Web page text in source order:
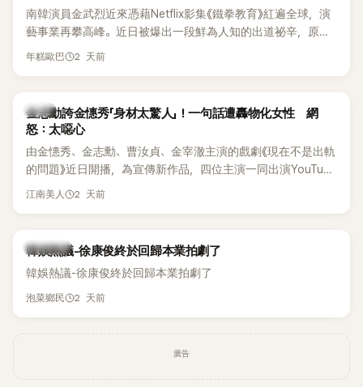
過後來爆出長達四年的團內霸凌風波，甚至傳出徐智英母親對
李智惠言語辱罵、動手等爭議，最終團體於 2002 年解散。 團
體解散後，李智惠轉型 solo，靠著綜藝與歌唱實力持續活躍演
藝圈。據悉，她當年能加入 S#arp，也與 李尚敏 的賞識有關。
感情方面，李智惠於 2017 年與圈外男友結婚，婚後育有兩個
目，她經營的 YouTube 頻道也即將突破百萬訂閱，近年內容深
受網友喜愛，再度迎來事業第二春。
南韓演員金武烈近來憑藉Netflix影集《鐵拳教育》紅遍全球，演
藝事業再攀高峰。近日被爆出一段鮮為人知的出道祕辛，原來
他當年差點不是以演員身分出道，而是成為男團偶像的一員。
年糕歐巴 2 天前
韓星
金志勳誇金憓秀「身材太驚人」！一句話遭轟物化女性 網
怒：太噁心
由金憓秀、金志勳、曹汝貞、金宰澈主演的戲劇《現在不是出軌
的問題》近日開播，為宣傳新作品，四位主演一同出演YouTube
節目，不料訪談中的一段發言卻意外掀起爭議。不少網友認
江南美人 2 天前
熱議討論
韓娛熱議-徐康俊終於回歸本業拍劇了
韓娛熱議-徐康俊終於回歸本業拍劇了
泡菜鄉民 2 天前
廣告